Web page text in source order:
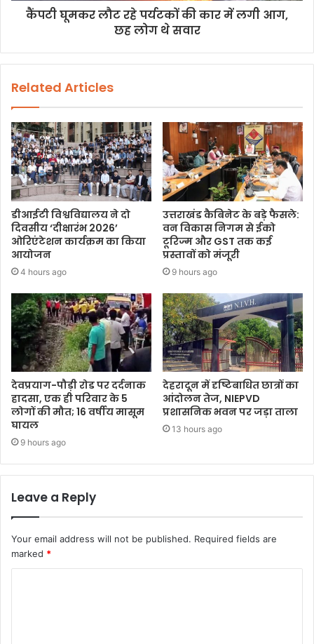
कैंपटी घूमकर लौट रहे पर्यटकों की कार में लगी आग,
छह लोग थे सवार
Related Articles
डीआईटी विश्वविद्यालय ने दो
दिवसीय ‘दीक्षारंभ 2026’
ओरिएंटेशन कार्यक्रम का किया
आयोजन
4 hours ago
उत्तराखंड कैबिनेट के बड़े फैसले:
वन विकास निगम से ईको
टूरिज्म और GST तक कई
प्रस्तावों को मंजूरी
9 hours ago
देवप्रयाग-पौड़ी रोड पर दर्दनाक
हादसा, एक ही परिवार के 5
लोगों की मौत; 16 वर्षीय मासूम
घायल
9 hours ago
देहरादून में दृष्टिबाधित छात्रों का
आंदोलन तेज, NIEPVD
प्रशासनिक भवन पर जड़ा ताला
13 hours ago
Leave a Reply
Your email address will not be published. Required fields are
marked *